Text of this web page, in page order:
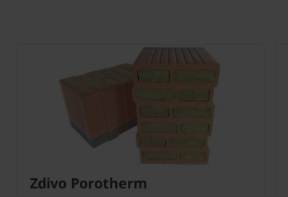
Zdivo Porotherm